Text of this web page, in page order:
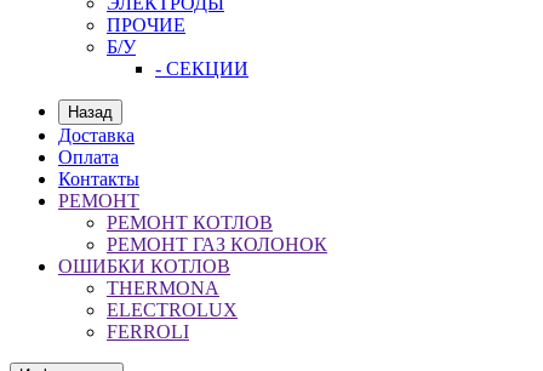
ПРОЧИЕ
Б/У
- СЕКЦИИ
Назад
Доставка
Оплата
Контакты
РЕМОНТ
РЕМОНТ КОТЛОВ
РЕМОНТ ГАЗ КОЛОНОК
ОШИБКИ КОТЛОВ
THERMONA
ELECTROLUX
FERROLI